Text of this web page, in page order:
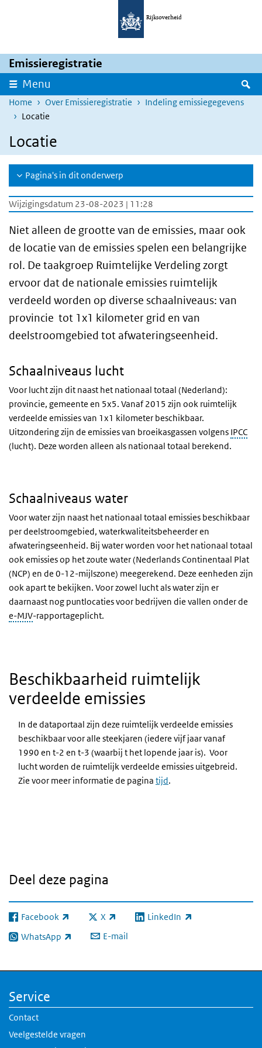
Overslaan en naar de inhoud gaan
Rijksoverheid
Emissieregistratie
Menu
Home Over Emissieregistratie
Indeling emissiegegevens
Locatie
Locatie
Pagina's in dit onderwerp
Wijzigingsdatum 23-08-2023 | 11:28
Niet alleen de grootte van de emissies, maar ook
de locatie van de emissies spelen een belangrijke
rol. De taakgroep Ruimtelijke Verdeling zorgt
ervoor dat de nationale emissies ruimtelijk
verdeeld worden op diverse schaalniveaus: van
provincie tot 1x1 kilometer grid en van
deelstroomgebied tot afwateringseenheid.
Schaalniveaus lucht
Voor lucht zijn dit naast het nationaal totaal (Nederland):
provincie, gemeente en 5x5. Vanaf 2015 zijn ook ruimtelijk
verdeelde emissies van 1x1 kilometer beschikbaar.
Uitzondering zijn de emissies van broeikasgassen volgens IPCC
(lucht). Deze worden alleen als nationaal totaal berekend.
Schaalniveaus water
Voor water zijn naast het nationaal totaal emissies beschikbaar
per deelstroomgebied, waterkwaliteitsbeheerder en
afwateringseenheid. Bij water worden voor het nationaal totaal
ook emissies op het zoute water (Nederlands Continentaal Plat
(NCP) en de 0-12-mijlszone) meegerekend. Deze eenheden zijn
ook apart te bekijken. Voor zowel lucht als water zijn er
daarnaast nog puntlocaties voor bedrijven die vallen onder de
e-MJV-rapportageplicht.
Beschikbaarheid ruimtelijk
verdeelde emissies
In de dataportaal zijn deze ruimtelijk verdeelde emissies
beschikbaar voor alle steekjaren (iedere vijf jaar vanaf
1990 en t-2 en t-3 (waarbij t het lopende jaar is). Voor
lucht worden de ruimtelijk verdeelde emissies uitgebreid.
Zie voor meer informatie de pagina tijd.
Deel deze pagina
Facebook
(externe link) X
(externe link) LinkedIn
(externe link)
WhatsApp
(externe link) E-mail
Service
Contact
Veelgestelde vragen